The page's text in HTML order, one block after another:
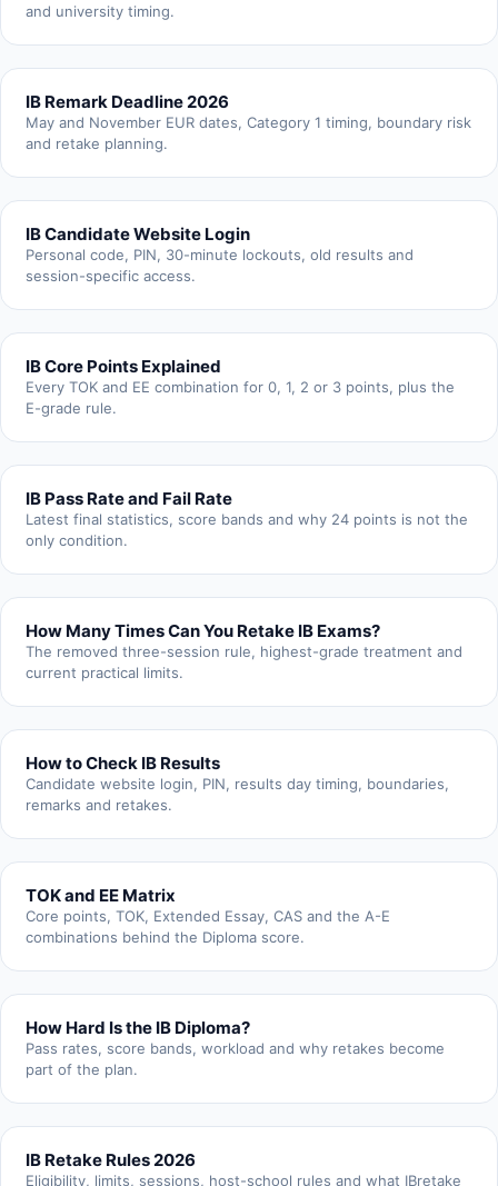
and university timing.
IB Remark Deadline 2026
May and November EUR dates, Category 1 timing, boundary risk
and retake planning.
IB Candidate Website Login
Personal code, PIN, 30-minute lockouts, old results and
session-specific access.
IB Core Points Explained
Every TOK and EE combination for 0, 1, 2 or 3 points, plus the
E-grade rule.
IB Pass Rate and Fail Rate
Latest final statistics, score bands and why 24 points is not the
only condition.
How Many Times Can You Retake IB Exams?
The removed three-session rule, highest-grade treatment and
current practical limits.
How to Check IB Results
Candidate website login, PIN, results day timing, boundaries,
remarks and retakes.
TOK and EE Matrix
Core points, TOK, Extended Essay, CAS and the A-E
combinations behind the Diploma score.
How Hard Is the IB Diploma?
Pass rates, score bands, workload and why retakes become
part of the plan.
IB Retake Rules 2026
Eligibility, limits, sessions, host-school rules and what IBretake